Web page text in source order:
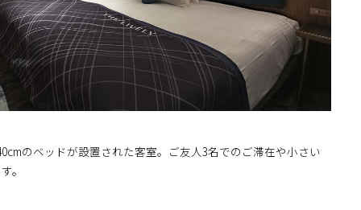
のベッドが設置された客室。ご友人3名でのご滞在や小さい
。